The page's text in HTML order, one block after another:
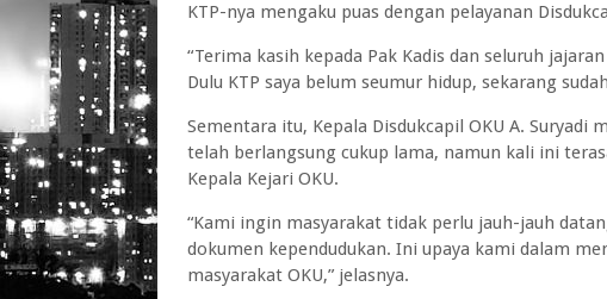
KTP-nya mengaku puas dengan pelayanan
“Terima kasih kepada Pak Kadis dan seluruh
Dulu KTP saya belum seumur hidup, sekarang
Sementara itu, Kepala Disdukcapil OKU A.
telah berlangsung cukup lama, namun kali ini
Kepala Kejari OKU.
“Kami ingin masyarakat tidak perlu jauh-jauh
dokumen kependudukan. Ini upaya kami dalam
masyarakat OKU,” jelasnya.